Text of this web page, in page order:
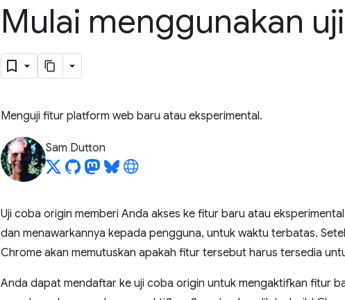
Mulai menggunakan
Menguji fitur platform web baru atau eksperimental.
Sam Dutton
Uji coba origin memberi Anda akses ke fitur baru atau
dan menawarkannya kepada pengguna, untuk waktu terbatas.
Chrome akan memutuskan apakah fitur tersebut harus tersedia
Anda dapat mendaftar ke uji coba origin untuk mengaktifkan fitur